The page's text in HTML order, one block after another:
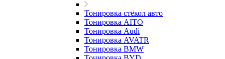
Тонировка стёкол авто
Тонировка AITO
Тонировка Audi
Тонировка AVATR
Тонировка BMW